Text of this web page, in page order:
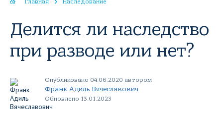
Главная Наследование
Делится ли наследство
при разводе или нет?
Опубликовано 04.06.2020 автором
Франк Адиль Вячеславович
Обновлено 13.01.2023